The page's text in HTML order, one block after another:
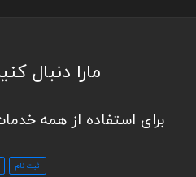
مارا دنبال
برای استفاده از همه